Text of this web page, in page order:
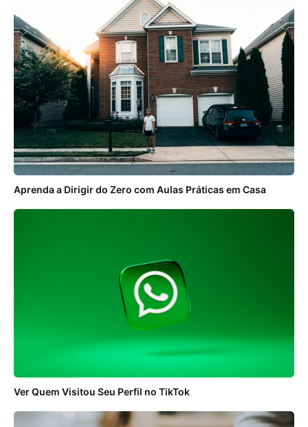
Aprenda a Dirigir do Zero com Aulas Práticas em Casa
Ver Quem Visitou Seu Perfil no TikTok